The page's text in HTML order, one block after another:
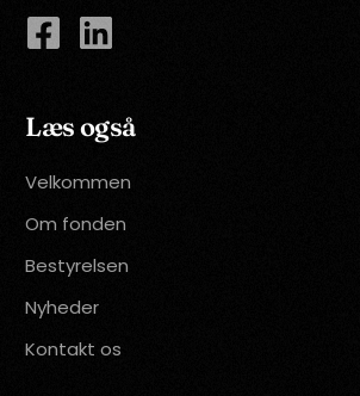
Læs også
Velkommen
Om fonden
Bestyrelsen
Nyheder
Kontakt os